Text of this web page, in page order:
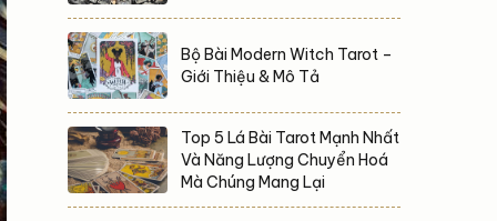
Bộ Bài Modern Witch Tarot –
Giới Thiệu & Mô Tả
Top 5 Lá Bài Tarot Mạnh Nhất
Và Năng Lượng Chuyển Hoá
Mà Chúng Mang Lại